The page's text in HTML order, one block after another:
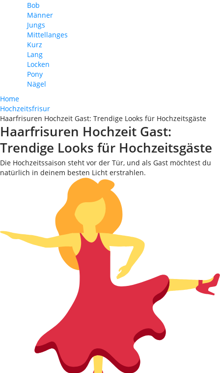
Bob
Männer
Jungs
Mittellanges
Kurz
Lang
Locken
Pony
Nägel
Home
Hochzeitsfrisur
Haarfrisuren Hochzeit Gast: Trendige Looks für Hochzeitsgäste
Haarfrisuren Hochzeit Gast:
Trendige Looks für Hochzeitsgäste
Die Hochzeitssaison steht vor der Tür, und als Gast möchtest du
natürlich in deinem besten Licht erstrahlen.